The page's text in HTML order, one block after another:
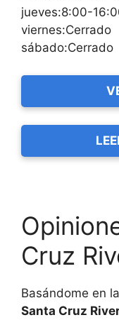
jueves:8:00-
viernes:Cerrado
sábado:Cerrado
Cruz
Basándome en
Santa Cruz